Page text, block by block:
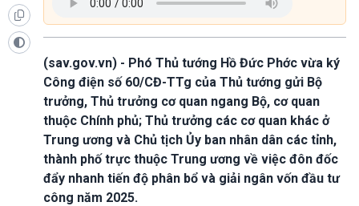
(sav.gov.vn) - Phó Thủ tướng Hồ Đức Phớc vừa ký
Công điện số 60/CĐ-TTg của Thủ tướng gửi Bộ
trưởng, Thủ trưởng cơ quan ngang Bộ, cơ quan
thuộc Chính phủ; Thủ trưởng các cơ quan khác ở
Trung ương và Chủ tịch Ủy ban nhân dân các tỉnh,
thành phố trực thuộc Trung ương về việc đôn đốc
đẩy nhanh tiến độ phân bổ và giải ngân vốn đầu tư
công năm 2025.